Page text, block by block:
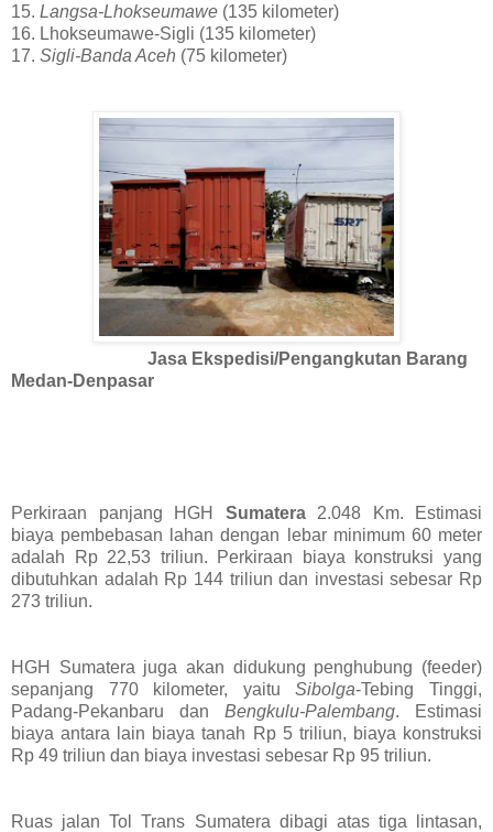
15. Langsa-Lhokseumawe (135 kilometer)
16. Lhokseumawe-Sigli (135 kilometer)
17. Sigli-Banda Aceh (75 kilometer)
Jasa Ekspedisi/Pengangkutan Barang
Medan-Denpasar
Perkiraan panjang HGH Sumatera2.048 Km. Estimasi
biaya pembebasan lahan dengan lebar minimum 60 meter
adalah Rp 22,53 triliun. Perkiraan biaya konstruksi yang
dibutuhkan adalah Rp 144 triliun dan investasi sebesar Rp
273 triliun.
HGH Sumatera juga akan didukung penghubung (feeder)
sepanjang 770 kilometer, yaituSibolga-Tebing Tinggi,
Padang-Pekanbaru dan Bengkulu-Palembang. Estimasi
biaya antara lain biaya tanah Rp 5 triliun, biaya konstruksi
Rp 49 triliun dan biaya investasi sebesar Rp 95 triliun.
Ruas jalan Tol Trans Sumatera dibagi atas tiga lintasan,